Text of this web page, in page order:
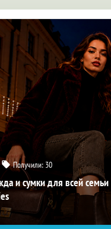
Получили: 30
и сумки для всей семьи